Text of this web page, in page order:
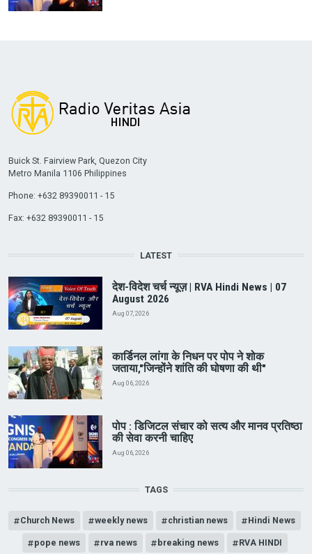
Buick St. Fairview Park, Quezon City
Metro Manila 1106 Philippines
Phone: +632 89390011 - 15
Fax: +632 89390011 - 15
LATEST
देश-विदेश चर्च न्यूज़ | RVA Hindi News | 07
August 2026
Aug 07, 2026
कार्डिनल लांगा के निधन पर पोप ने शोक
जताया,"जिन्होंने शांति की घोषणा की थी"
Aug 06, 2026
पोप : डिजिटल संचार को सत्य और मानव प्रतिष्ठा
की सेवा करनी चाहिए
Aug 06, 2026
TAGS
Church News weekly news christian news Hindi News
pope news rva news breaking news RVA HINDI